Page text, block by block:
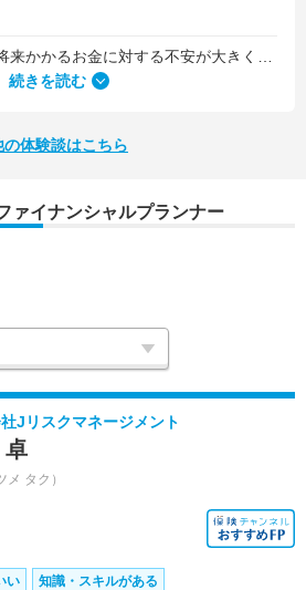
。うちと同じように子どもの将来のお金のことで悩んでいる友人にも教えました。
続きを読む
の体験談はこちら
ァイナンシャルプランナー
Jリスクマネージメント
卓
メ タク）
い 知識・スキルがある